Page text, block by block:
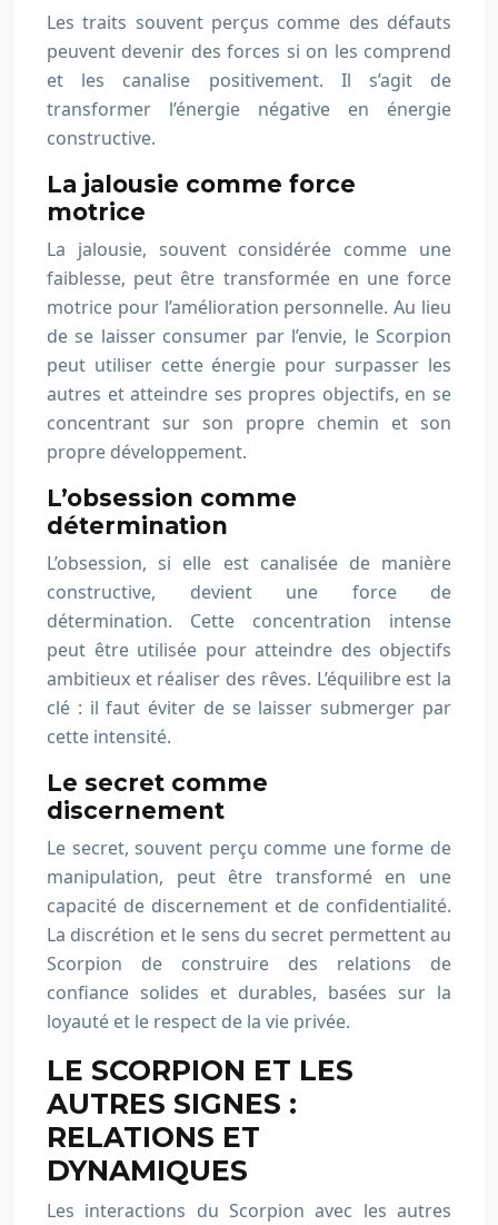
Les traits souvent perçus comme des défauts
peuvent devenir des forces si on les comprend
et les canalise positivement. Il s’agit de
transformer l’énergie négative en énergie
constructive.
La jalousie comme force
motrice
La jalousie, souvent considérée comme une
faiblesse, peut être transformée en une force
motrice pour l’amélioration personnelle. Au lieu
de se laisser consumer par l’envie, le Scorpion
peut utiliser cette énergie pour surpasser les
autres et atteindre ses propres objectifs, en se
concentrant sur son propre chemin et son
propre développement.
L’obsession comme
détermination
L’obsession, si elle est canalisée de manière
constructive, devient une force de
détermination. Cette concentration intense
peut être utilisée pour atteindre des objectifs
ambitieux et réaliser des rêves. L’équilibre est la
clé : il faut éviter de se laisser submerger par
cette intensité.
Le secret comme
discernement
Le secret, souvent perçu comme une forme de
manipulation, peut être transformé en une
capacité de discernement et de confidentialité.
La discrétion et le sens du secret permettent au
Scorpion de construire des relations de
confiance solides et durables, basées sur la
loyauté et le respect de la vie privée.
LE SCORPION ET LES
AUTRES SIGNES :
RELATIONS ET
DYNAMIQUES
Les interactions du Scorpion avec les autres